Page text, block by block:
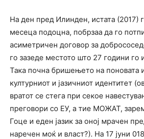
На ден пред Илинден, истата (2017)
месеца подоцна, побрзаа да го
асиметричен договор за
го зазеде местото што 27 години го
Така почна бришењето на поновата
културниот и јазичниот идентитет
вратот се стега при секое
преговори со ЕУ, а тие МОЖАТ,
Гоце и еден јазик за оној мрачен
наречен моќ и власт?). На 17 јуни